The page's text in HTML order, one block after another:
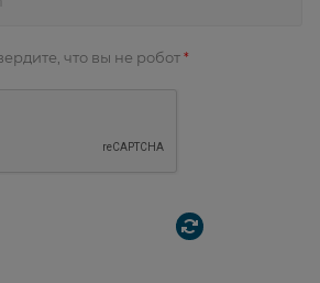
что вы не робот *